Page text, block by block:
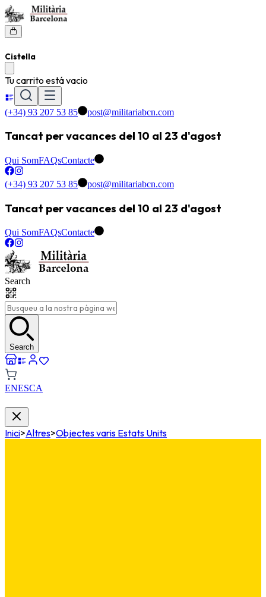
Cistella
Tu carrito está vacio
(+34) 93 207 53 85 post@militariabcn.com
Tancat per vacances del 10 al 23 d'agost
Qui SomFAQsContacte
(+34) 93 207 53 85 post@militariabcn.com
Tancat per vacances del 10 al 23 d'agost
Qui SomFAQsContacte
Search
Search
ENESCA
Inici>Altres>Objectes varis Estats Units